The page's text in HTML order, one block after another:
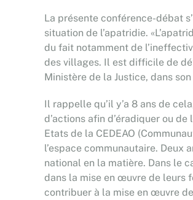
La présente conférence-débat
situation de l’apatridie.
du fait notamment de
des villages. Il est difficile de
Ministère de la Justice, dans
Il rappelle qu’il y’a 8 ans de
d’actions afin d’éradiquer ou
Etats de la CEDEAO
l’espace communautaire. Deux
national en la matière. Dans le
dans la mise en œuvre de leurs
contribuer à la mise en œuvre